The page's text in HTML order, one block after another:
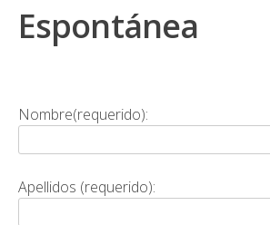
Espontánea
Nombre(requerido):
Apellidos (requerido):